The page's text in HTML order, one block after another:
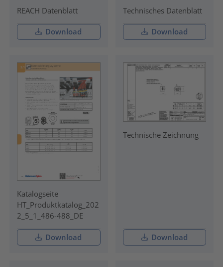
REACH Datenblatt
Download
Technisches Datenblatt
Download
Katalogseite
HT_Produktkatalog_202
2_5_1_486-488_DE
Download
Technische Zeichnung
Download